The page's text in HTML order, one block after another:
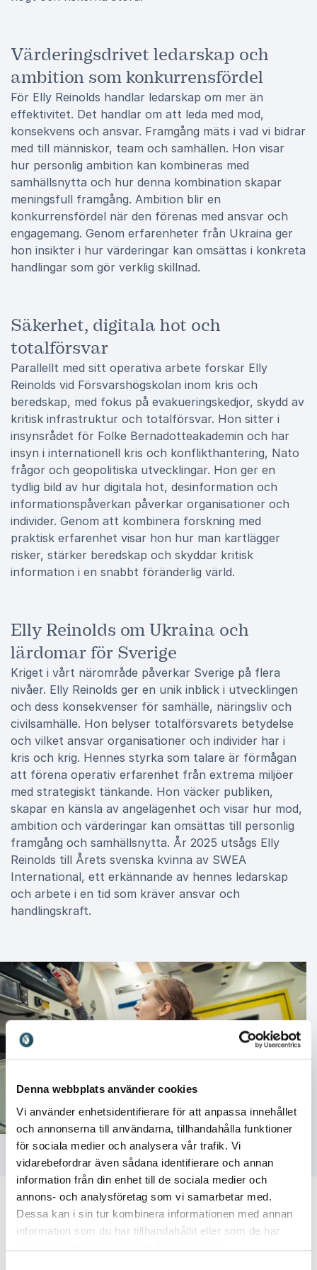
Denna webbplats använder cookies
Vi använder enhetsidentifierare för att anpassa innehållet
och annonserna till användarna, tillhandahålla funktioner
för sociala medier och analysera vår trafik. Vi
vidarebefordrar även sådana identifierare och annan
information från din enhet till de sociala medier och
annons- och analysföretag som vi samarbetar med.
Dessa kan i sin tur kombinera informationen med annan
information som du har tillhandahållit eller som de har
Värderingsdrivet ledarskap och
ambition som konkurrensfördel
För Elly Reinolds handlar ledarskap om mer än
effektivitet. Det handlar om att leda med mod,
konsekvens och ansvar. Framgång mäts i vad vi bidrar
med till människor, team och samhällen. Hon visar
hur personlig ambition kan kombineras med
samhällsnytta och hur denna kombination skapar
meningsfull framgång. Ambition blir en
konkurrensfördel när den förenas med ansvar och
engagemang. Genom erfarenheter från Ukraina ger
hon insikter i hur värderingar kan omsättas i konkreta
handlingar som gör verklig skillnad.
Säkerhet, digitala hot och
totalförsvar
Parallellt med sitt operativa arbete forskar Elly
Reinolds vid Försvarshögskolan inom kris och
beredskap, med fokus på evakueringskedjor, skydd av
kritisk infrastruktur och totalförsvar. Hon sitter i
insynsrådet för Folke Bernadotteakademin och har
insyn i internationell kris och konflikthantering, Nato
frågor och geopolitiska utvecklingar. Hon ger en
tydlig bild av hur digitala hot, desinformation och
informationspåverkan påverkar organisationer och
individer. Genom att kombinera forskning med
praktisk erfarenhet visar hon hur man kartlägger
risker, stärker beredskap och skyddar kritisk
information i en snabbt föränderlig värld.
Elly Reinolds om Ukraina och
lärdomar för Sverige
Kriget i vårt närområde påverkar Sverige på flera
nivåer. Elly Reinolds ger en unik inblick i utvecklingen
och dess konsekvenser för samhälle, näringsliv och
civilsamhälle. Hon belyser totalförsvarets betydelse
och vilket ansvar organisationer och individer har i
kris och krig. Hennes styrka som talare är förmågan
att förena operativ erfarenhet från extrema miljöer
med strategiskt tänkande. Hon väcker publiken,
skapar en känsla av angelägenhet och visar hur mod,
ambition och värderingar kan omsättas till personlig
framgång och samhällsnytta. År 2025 utsågs Elly
Reinolds till Årets svenska kvinna av SWEA
International, ett erkännande av hennes ledarskap
och arbete i en tid som kräver ansvar och
handlingskraft.